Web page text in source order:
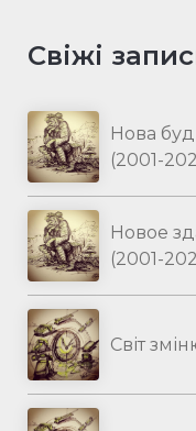
Свіжі
Нова
(2001-
Новое
(2001-
Світ